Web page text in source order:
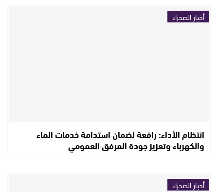
أخبار الصحراء
انتظام الأداء: رافعة لضمان استدامة خدمات الماء
والكهرباء وتعزيز جودة المرفق العمومي
أخبار الصحراء